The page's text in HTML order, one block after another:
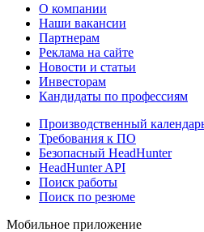
О компании
Наши вакансии
Партнерам
Реклама на сайте
Новости и статьи
Инвесторам
Кандидаты по профессиям
Производственный
Требования к ПО
Безопасный HeadHunter
HeadHunter API
Поиск работы
Поиск по резюме
Мобильное приложение